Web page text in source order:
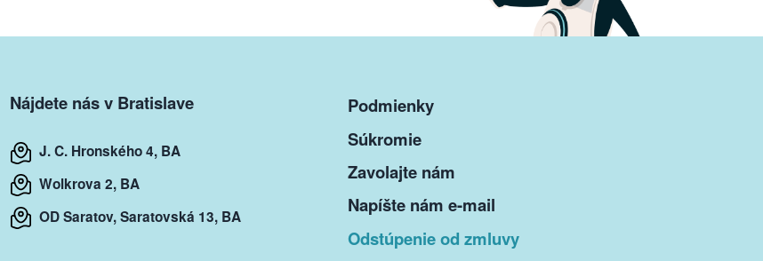
Nájdete nás v Bratislave
J. C. Hronského 4, BA
Wolkrova 2, BA
OD Saratov, Saratovská 13, BA
Podmienky
Súkromie
Zavolajte nám
Napíšte nám e-mail
Odstúpenie od zmluvy